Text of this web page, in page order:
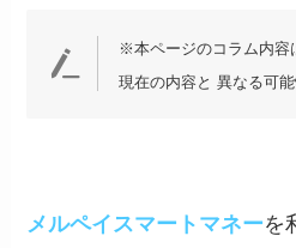
※本ページのコラム内容
現在の内容と 異なる可能
メルペイスマートマネーを